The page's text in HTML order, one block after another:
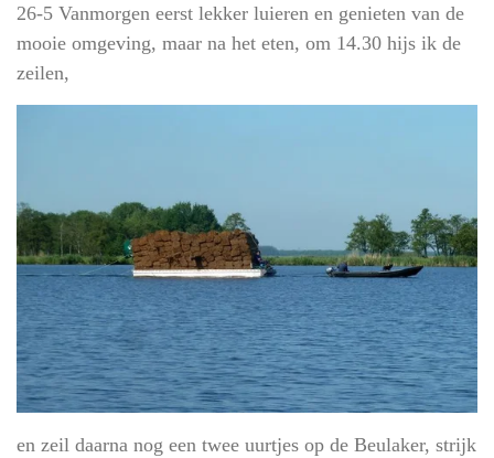
26-5 Vanmorgen eerst lekker luieren en genieten van de
mooie omgeving, maar na het eten, om 14.30 hijs ik de
zeilen,
en zeil daarna nog een twee uurtjes op de Beulaker, strijk